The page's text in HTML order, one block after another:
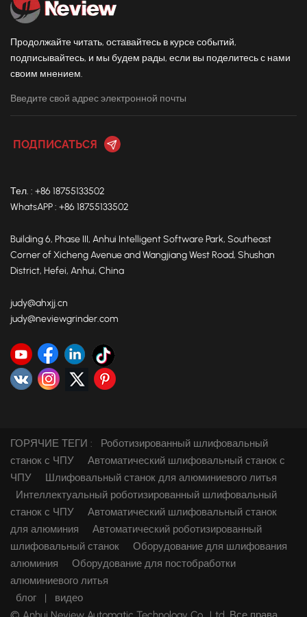
Продолжайте читать, оставайтесь в курсе событий,
подписывайтесь, и мы будем рады, если вы поделитесь с нами
своим мнением.
Тел. : +86 18755133502
WhatsAPP : +86 18755133502
Building 6, Phase III, Anhui Intelligent Software Park, Southeast
Corner of Xicheng Avenue and Wangjiang West Road, Shushan
District, Hefei, Anhui, China
judy@ahxjj.cn
judy@neviewgrinder.com
ГОРЯЧИЕ ТЕГИ :
Роботизированный шлифовальный
станок с ЧПУ
Автоматический шлифовальный станок с
ЧПУ
Шлифовальный станок для алюминиевого литья
Интеллектуальный роботизированный шлифовальный
станок с ЧПУ
Автоматический шлифовальный станок
для алюминия
Автоматический роботизированный
шлифовальный станок
Оборудование для шлифования
алюминия
Оборудование для постобработки
алюминиевого литья
блог
|
видео